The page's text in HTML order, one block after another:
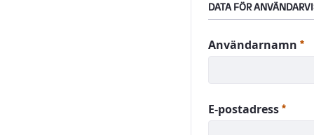
DATA FÖR
Användarnamn
E-postadress